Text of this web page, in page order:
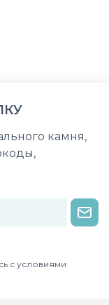
камня,
с условиями